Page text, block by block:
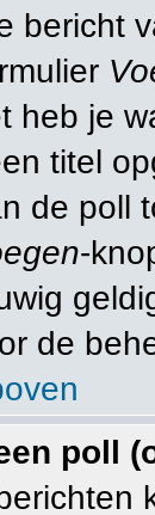
bericht
heb je
titel
de poll
-
de
poll